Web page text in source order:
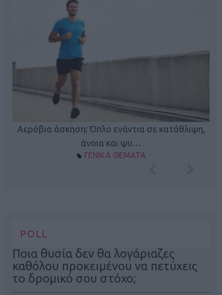
Αερόβια άσκηση: Όπλο ενάντια σε κατάθλιψη,
άνοια και ψυ…
ΓΕΝΙΚΑ ΘΕΜΑΤΑ
POLL
Ποια θυσία δεν θα λογάριαζες
καθόλου προκειμένου να πετύχεις
το δρομικό σου στόχο;